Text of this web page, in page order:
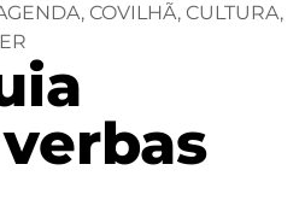
, COVILHÃ, CULTURA,